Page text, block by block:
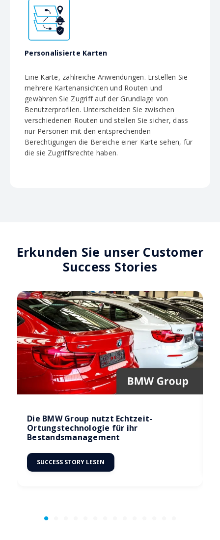
Personalisierte Karten
Eine Karte, zahlreiche Anwendungen. Erstellen Sie
mehrere Kartenansichten und Routen und
gewähren Sie Zugriff auf der Grundlage von
Benutzerprofilen. Unterscheiden Sie zwischen
verschiedenen Routen und stellen Sie sicher, dass
nur Personen mit den entsprechenden
Berechtigungen die Bereiche einer Karte sehen, für
die sie Zugriffsrechte haben.
Erkunden Sie unser Customer
Success Stories
Die BMW Group nutzt Echtzeit-
Ortungstechnologie für ihr
Bestandsmanagement
SUCCESS STORY LESEN